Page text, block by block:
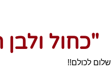
"כחול
שלום לכולם!!